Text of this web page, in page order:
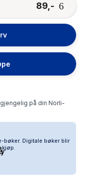
89,-
på din Norli-
bøker. Digitale bøker blir
kjøp.